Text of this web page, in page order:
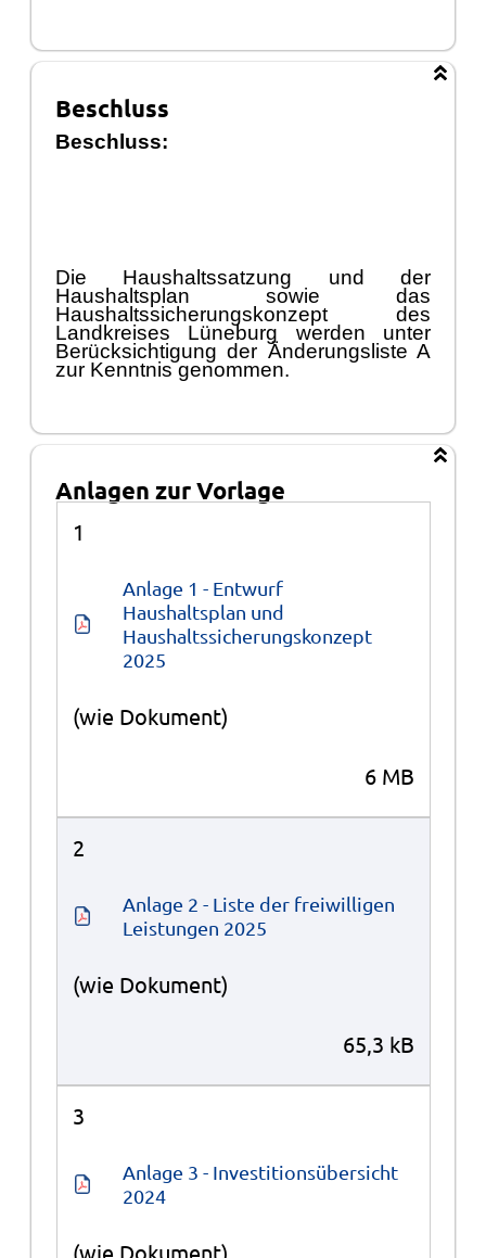
Beschluss
Beschluss:
Die Haushaltssatzung und der
Haushaltsplan sowie das
Haushaltssicherungskonzept des
Landkreises Lüneburg werden unter
Berücksichtigung der Änderungsliste A
zur Kenntnis genommen.
Anlagen zur Vorlage
1
Anlage 1 - Entwurf
Haushaltsplan und
Haushaltssicherungskonzept
2025
(wie Dokument)
6 MB
2
Anlage 2 - Liste der freiwilligen
Leistungen 2025
(wie Dokument)
65,3 kB
3
Anlage 3 - Investitionsübersicht
2024
(wie Dokument)